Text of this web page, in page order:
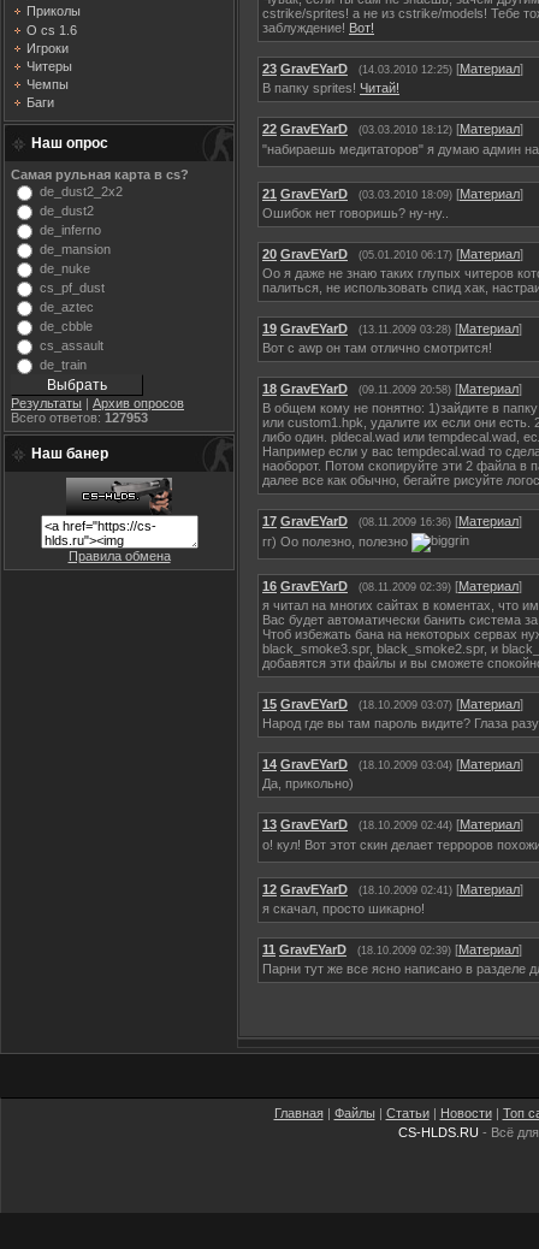
Приколы
О cs 1.6
Игроки
Читеры
Чемпы
Баги
Наш опрос
Самая рульная карта в cs?
de_dust2_2x2
de_dust2
de_inferno
de_mansion
de_nuke
cs_pf_dust
de_aztec
de_cbble
cs_assault
de_train
Результаты | Архив опросов
Всего ответов: 127953
Наш банер
Правила обмена
cstrike/sprites! а не из cstrike/models! Тебе
заблуждение! Вот!
23 GravEYarD (14.03.2010 12:25) [Материал]
В папку sprites! Читай!
22 GravEYarD (03.03.2010 18:12) [Материал]
"набираешь медитаторов" я думаю админ
21 GravEYarD (03.03.2010 18:09) [Материал]
Ошибок нет говоришь? ну-ну..
20 GravEYarD (05.01.2010 06:17) [Материал]
Оо я даже не знаю таких глупых читеров
палиться, не использовать спид хак,
19 GravEYarD (13.11.2009 03:28) [Материал]
Вот с awp он там отлично смотрится!
18 GravEYarD (09.11.2009 20:58) [Материал]
В общем кому не понятно: 1)зайдите в
или custom1.hpk, удалите их если они
либо один. pldecal.wad или tempdecal.wad,
Например если у вас tempdecal.wad то
наоборот. Потом скопируйте эти 2 файла
далее все как обычно, бегайте рисуйте
17 GravEYarD (08.11.2009 16:36) [Материал]
гг) Оо полезно, полезно
16 GravEYarD (08.11.2009 02:39) [Материал]
я читал на многих сайтах в коментах, что
Вас будет автоматически банить система
Чтоб избежать бана на некоторых сервах
black_smoke3.spr, black_smoke2.spr, и
добавятся эти файлы и вы сможете
15 GravEYarD (18.10.2009 03:07) [Материал]
Народ где вы там пароль видите? Глаза
14 GravEYarD (18.10.2009 03:04) [Материал]
Да, прикольно)
13 GravEYarD (18.10.2009 02:44) [Материал]
о! кул! Вот этот скин делает терроров
12 GravEYarD (18.10.2009 02:41) [Материал]
я скачал, просто шикарно!
11 GravEYarD (18.10.2009 02:39) [Материал]
Парни тут же все ясно написано в разделе
Главная| Файлы | Статьи| Новости| Топ
CS-HLDS.RU - Всё